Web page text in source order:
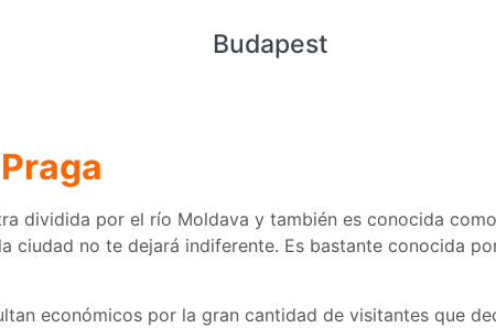
Budapest
dividida por el río Moldava y también es conocida
ciudad no te dejará indiferente. Es bastante conocida
económicos por la gran cantidad de visitantes que